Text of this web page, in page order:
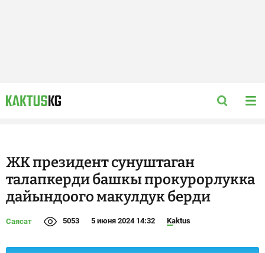
ЖК президент сунуштаган
талапкерди башкы прокурорлукка
дайындоого макулдук берди
Саясат 5053 5 июня 2024 14:32 Kaktus